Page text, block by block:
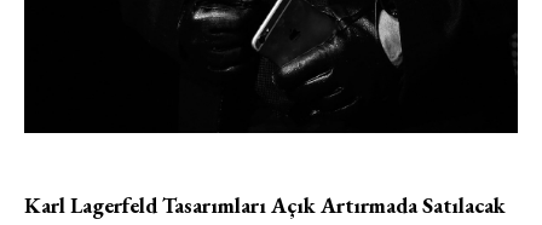
Karl Lagerfeld Tasarımları Açık Artırmada Satılacak